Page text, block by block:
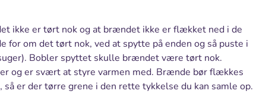
ikke er tørt nok og at brændet ikke er flækket ned i de
om det tørt nok, ved at spytte på enden og så puste i
Bobler spyttet skulle brændet være tørt nok.
og er svært at styre varmen med. Brænde bør flækkes
er der tørre grene i den rette tykkelse du kan samle op.